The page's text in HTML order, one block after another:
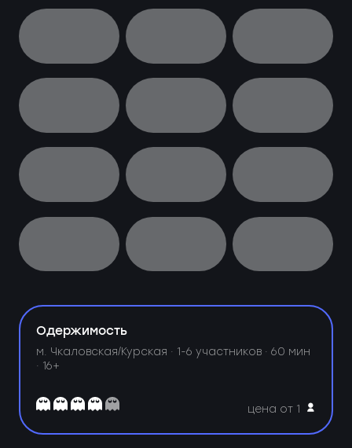
Одержимость
м. Чкаловская/Курская · 1-6 участников · 60 мин
· 16+
цена от 1